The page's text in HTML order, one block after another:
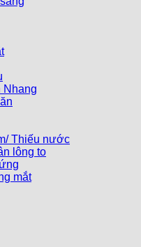
Nhang
Thiếu nước
lông to
mắt